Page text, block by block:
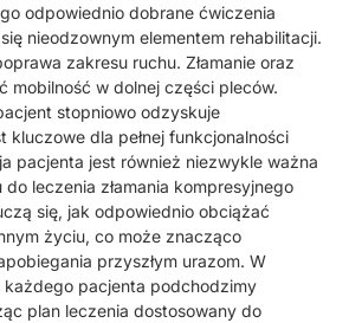
odpowiednio dobrane ćwiczenia
nieodzownym elementem rehabilitacji.
zakresu ruchu. Złamanie oraz
mobilność w dolnej części pleców.
stopniowo odzyskuje
kluczowe dla pełnej funkcjonalności
pacjenta jest również niezwykle ważna
leczenia złamania kompresyjnego
się, jak odpowiednio obciążać
życiu, co może znacząco
przyszłym urazom. W
każdego pacjenta podchodzimy
plan leczenia dostosowany do